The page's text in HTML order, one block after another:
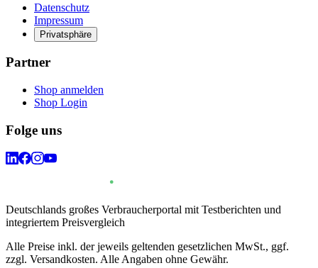
Datenschutz
Impressum
Privatsphäre
Partner
Shop anmelden
Shop Login
Folge uns
Deutschlands großes Verbraucherportal mit Testberichten und
integriertem Preisvergleich
Alle Preise inkl. der jeweils geltenden gesetzlichen MwSt., ggf.
zzgl. Versandkosten. Alle Angaben ohne Gewähr.